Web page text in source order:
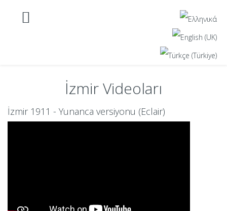
İzmir Videoları
İzmir 1911 - Yunanca versiyonu (Eclair)